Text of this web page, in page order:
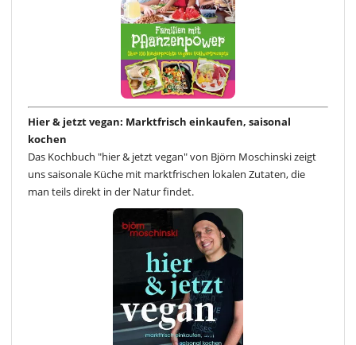
Hier & jetzt vegan: Marktfrisch einkaufen, saisonal
kochen
Das Kochbuch "hier & jetzt vegan" von Björn Moschinski zeigt
uns saisonale Küche mit marktfrischen lokalen Zutaten, die
man teils direkt in der Natur findet.